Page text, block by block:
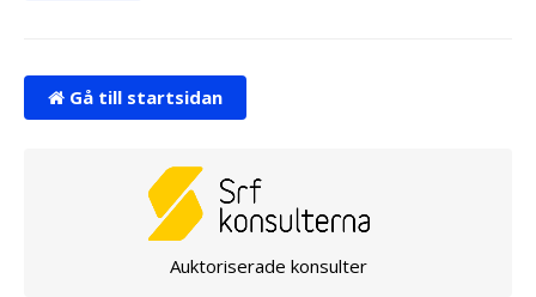
Gå till startsidan
Auktoriserade konsulter